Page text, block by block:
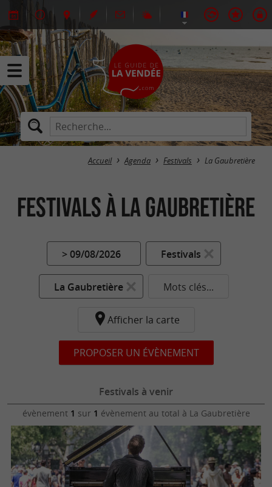
Accueil Agenda Festivals La Gaubretière
Festivals à La Gaubretière
> 09/08/2026 Festivals
La Gaubretière Mots clés...
Afficher la carte
PROPOSER UN ÉVÈNEMENT
Festivals à venir
évènement 1 sur 1 évènement au total à La Gaubretière